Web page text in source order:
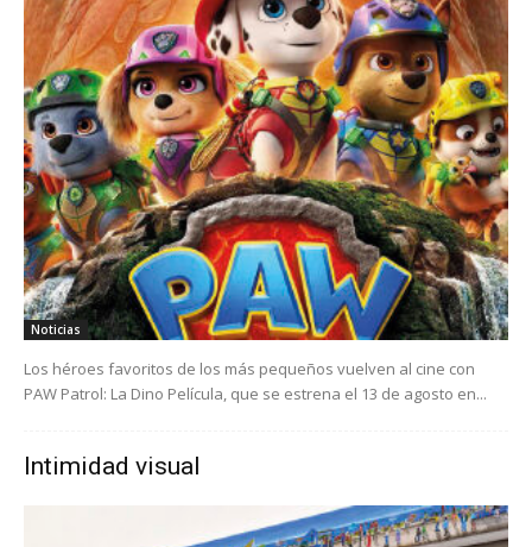
Noticias
Los héroes favoritos de los más pequeños vuelven al cine con
PAW Patrol: La Dino Película, que se estrena el 13 de agosto en...
Intimidad visual